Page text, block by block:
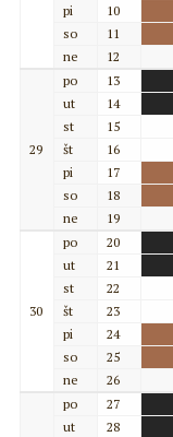
pi
10
so
11
ne
12
29
po
13
ut
14
st
15
št
16
pi
17
so
18
ne
19
30
po
20
ut
21
st
22
št
23
pi
24
so
25
ne
26
po
27
ut
28